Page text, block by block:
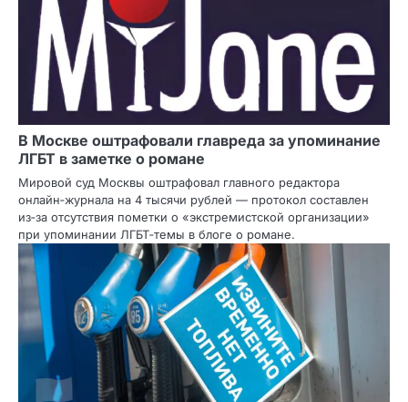
В Москве оштрафовали главреда за упоминание
ЛГБТ в заметке о романе
Мировой суд Москвы оштрафовал главного редактора
онлайн‑журнала на 4 тысячи рублей — протокол составлен
из‑за отсутствия пометки о «экстремистской организации»
при упоминании ЛГБТ‑темы в блоге о романе.